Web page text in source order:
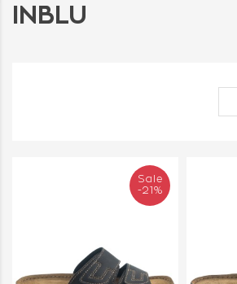
INBLU
Sale
-21%